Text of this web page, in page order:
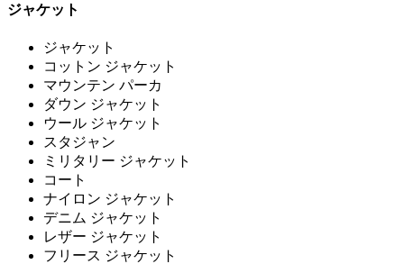
ジャケット
ジャケット
コットン ジャケット
マウンテン パーカ
ダウン ジャケット
ウール ジャケット
スタジャン
ミリタリー ジャケット
コート
ナイロン ジャケット
デニム ジャケット
レザー ジャケット
フリース ジャケット